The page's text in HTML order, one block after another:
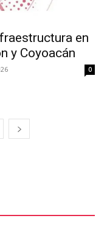
en
y Coyoacán
0